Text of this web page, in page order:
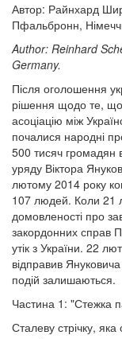
Автор: Райнхард
Пфальбронн,
Author: Reinhard
Germany.
Після оголошення
рішення щодо те, що
асоціацію між
почалися народні
500 тисяч громадян
уряду Віктора
лютому 2014 року
107 людей. Коли 21
домовленості про
закордонних справ
утік з України. 22
відправив Януковича
подій залишаються.
Частина 1: "Стежка
Сталеву стрічку,